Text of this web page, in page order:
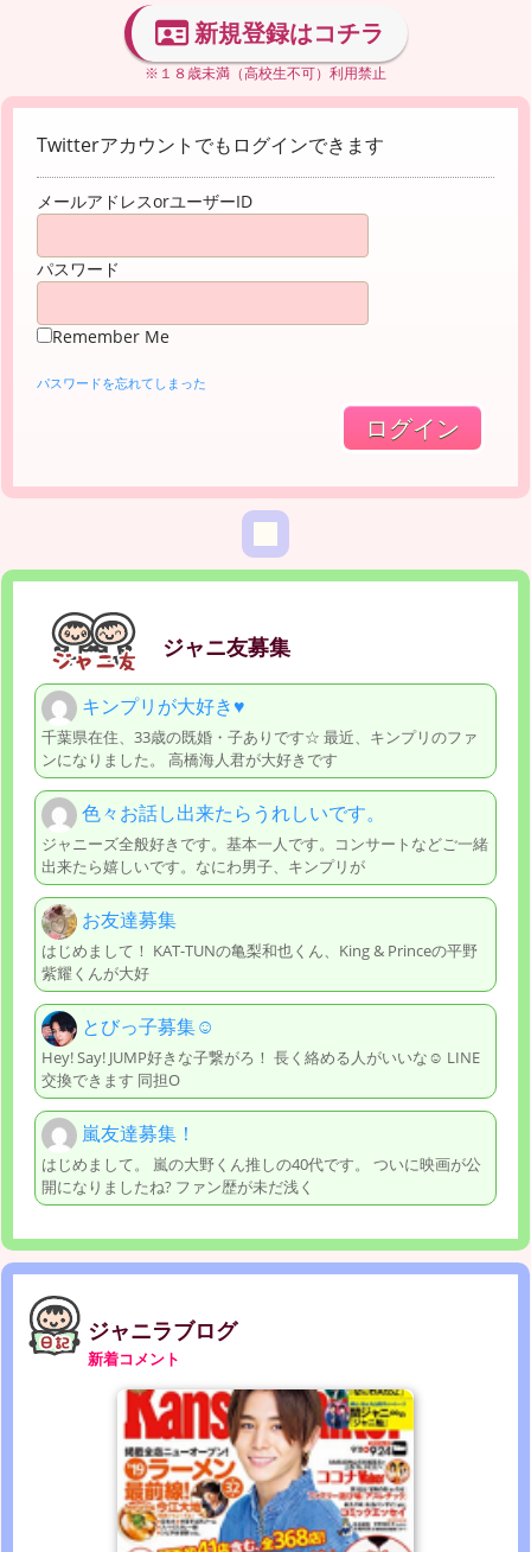
新規登録はコチラ
※１８歳未満（高校生不可）利用禁止
Twitterアカウントでもログインできます
メールアドレスorユーザーID
パスワード
Remember Me
パスワードを忘れてしまった
ジャニ友募集
キンプリが大好き♥️
千葉県在住、33歳の既婚・子ありです☆ 最近、キンプリのファ
ンになりました。 高橋海人君が大好きです
色々お話し出来たらうれしいです。
ジャニーズ全般好きです。基本一人です。コンサートなどご一緒
出来たら嬉しいです。なにわ男子、キンプリが
お友達募集
はじめまして！ KAT-TUNの亀梨和也くん、King & Princeの平野
紫耀くんが大好
とびっ子募集☺︎
Hey! Say! JUMP好きな子繋がろ！ 長く絡める人がいいな☺︎ LINE
交換できます 同担O
嵐友達募集！
はじめまして。 嵐の大野くん推しの40代です。 ついに映画が公
開になりましたね? ファン歴が未だ浅く
ジャニラブログ
新着コメント